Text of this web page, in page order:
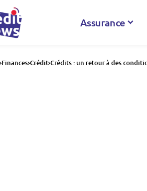
Assurance
Finances Crédit Crédits : un retour à des